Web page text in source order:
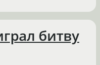
битву